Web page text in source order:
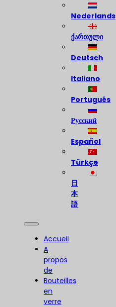
Nederlands
ქართული
Deutsch
Italiano
Português
Русский
Español
Türkçe
日
本
語
Accueil
A
propos
de
Bouteilles
en
verre